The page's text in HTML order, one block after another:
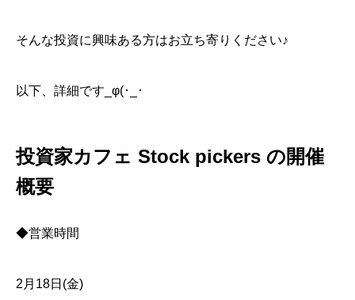
そんな投資に興味ある方はお立ち寄りください♪
以下、詳細です_φ(･_･
投資家カフェ Stock pickers の開催
概要
◆営業時間
2月18日(金)